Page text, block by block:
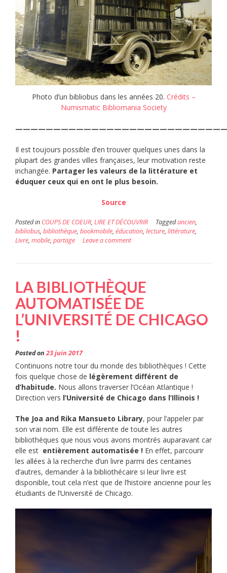
Photo d’un bibliobus dans les années 20. Crédits –
Numismatic Bibliomania Society
Il est toujours possible d’en trouver quelques unes dans la
plupart des grandes villes françaises, leur motivation reste
inchangée. Partager les valeurs de la littérature et
éduquer ceux qui en ont le plus besoin.
Source
Posted in COUPS DE COEUR, LIRE ET DÉCOUVRIR Taggedancien,
bibliobus, bibliothèque, bookmobile, éducation, lecture, littérature,
Livre, mobile, partage Leave a comment
LA BIBLIOTHÈQUE
AUTOMATISÉE DE
L’UNIVERSITÉ DE CHICAGO
!
Posted on23 juin 2017
Continuons notre tour du monde des bibliothèques ! Cette
fois quelque chose de légèrement différent de
d’habitude. Nous allons traverser l’Océan Atlantique !
Direction vers l’Université de Chicago dans l’Illinois !
The Joa and Rika Mansueto Library, pour l’appeler par
son vrai nom. Elle est différente de toute les autres
bibliothèques que nous vous avons montrés auparavant car
elle est entièrement automatisée ! En effet, parcourir
les allées à la recherche d’un livre parmi des centaines
d’autres, demander à la bibliothécaire si leur livre est
disponible, tout cela n’est que de l’histoire ancienne pour les
étudiants de l’Université de Chicago.